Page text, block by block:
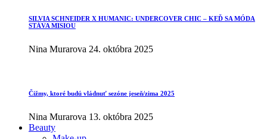
SILVIA SCHNEIDER X HUMANIC: UNDERCOVER CHIC – KEĎ SA MÓDA
STÁVA MISIOU
Nina Murarova 24. októbra 2025
Čižmy, ktoré budú vládnuť sezóne jeseň/zima 2025
Nina Murarova 13. októbra 2025
Beauty